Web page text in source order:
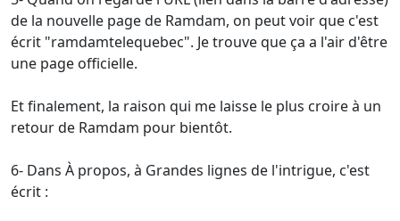
de la nouvelle page de Ramdam, on peut voir que c'est
écrit "ramdamtelequebec". Je trouve que ça a l'air d'être
une page officielle.
Et finalement, la raison qui me laisse le plus croire à un
retour de Ramdam pour bientôt.
6- Dans À propos, à Grandes lignes de l'intrigue, c'est
écrit :